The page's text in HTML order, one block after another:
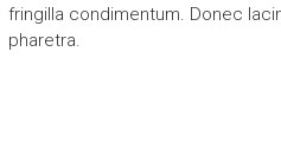
fringilla condimentum. Donec
pharetra.